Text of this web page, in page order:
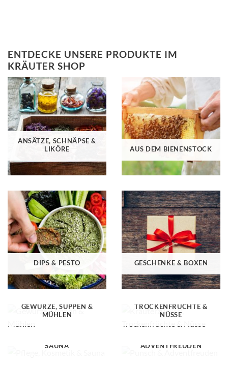
ENTDECKE UNSERE PRODUKTE IM
KRÄUTER SHOP
ANSÄTZE, SCHNÄPSE &
LIKÖRE
AUS DEM BIENENSTOCK
DIPS & PESTO GESCHENKE & BOXEN
GEWÜRZE, SUPPEN &
MÜHLEN
TROCKENFRÜCHTE &
NÜSSE
SAUNA
ADVENTFREUDEN